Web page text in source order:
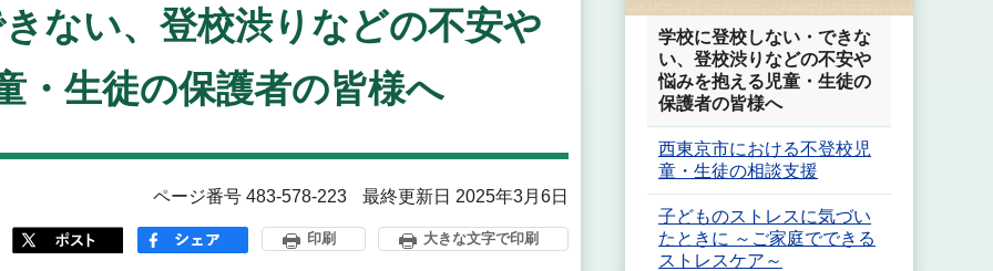
ない、登校渋りなどの不安や
・生徒の保護者の皆様へ
ページ番号 483-578-223 最終更新日 2025年3月6日
印刷 大きな文字で印刷
学校に登校しない・できな
い、登校渋りなどの不安や
悩みを抱える児童・生徒の
保護者の皆様へ
西東京市における不登校児
童・生徒の相談支援
子どものストレスに気づい
たときに ～ご家庭でできる
ストレスケア～